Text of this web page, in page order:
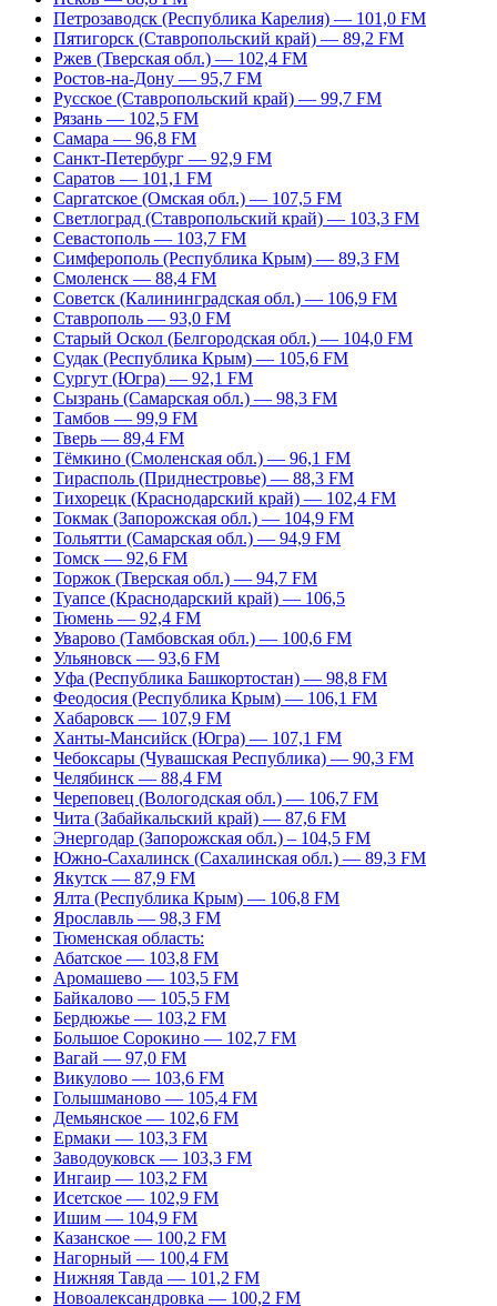
Петрозаводск (Республика Карелия) — 101,0 FM
Пятигорск (Ставропольский край) — 89,2 FM
Ржев (Тверская обл.) — 102,4 FM
Ростов-на-Дону — 95,7 FM
Русское (Ставропольский край) — 99,7 FM
Рязань — 102,5 FM
Самара — 96,8 FM
Санкт-Петербург — 92,9 FM
Саратов — 101,1 FM
Саргатское (Омская обл.) — 107,5 FM
Светлоград (Ставропольский край) — 103,3 FM
Севастополь — 103,7 FM
Симферополь (Республика Крым) — 89,3 FM
Смоленск — 88,4 FM
Советск (Калининградская обл.) — 106,9 FM
Ставрополь — 93,0 FM
Старый Оскол (Белгородская обл.) — 104,0 FM
Судак (Республика Крым) — 105,6 FM
Сургут (Югра) — 92,1 FM
Сызрань (Самарская обл.) — 98,3 FM
Тамбов — 99,9 FM
Тверь — 89,4 FM
Тёмкино (Смоленская обл.) — 96,1 FM
Тирасполь (Приднестровье) — 88,3 FM
Тихорецк (Краснодарский край) — 102,4 FM
Токмак (Запорожская обл.) — 104,9 FM
Тольятти (Самарская обл.) — 94,9 FM
Томск — 92,6 FM
Торжок (Тверская обл.) — 94,7 FM
Туапсе (Краснодарский край) — 106,5
Тюмень — 92,4 FM
Уварово (Тамбовская обл.) — 100,6 FM
Ульяновск — 93,6 FM
Уфа (Республика Башкортостан) — 98,8 FM
Феодосия (Республика Крым) — 106,1 FM
Хабаровск — 107,9 FM
Ханты-Мансийск (Югра) — 107,1 FM
Чебоксары (Чувашская Республика) — 90,3 FM
Челябинск — 88,4 FM
Череповец (Вологодская обл.) — 106,7 FM
Чита (Забайкальский край) — 87,6 FM
Энергодар (Запорожская обл.) – 104,5 FM
Южно-Сахалинск (Сахалинская обл.) — 89,3 FM
Якутск — 87,9 FM
Ялта (Республика Крым) — 106,8 FM
Ярославль — 98,3 FM
Тюменская область:
Абатское — 103,8 FM
Аромашево — 103,5 FM
Байкалово — 105,5 FM
Бердюжье — 103,2 FM
Большое Сорокино — 102,7 FM
Вагай — 97,0 FM
Викулово — 103,6 FM
Голышманово — 105,4 FM
Демьянское — 102,6 FM
Ермаки — 103,3 FM
Заводоуковск — 103,3 FM
Ингаир — 103,2 FM
Исетское — 102,9 FM
Ишим — 104,9 FM
Казанское — 100,2 FM
Нагорный — 100,4 FM
Нижняя Тавда — 101,2 FM
Новоалександровка — 100,2 FM